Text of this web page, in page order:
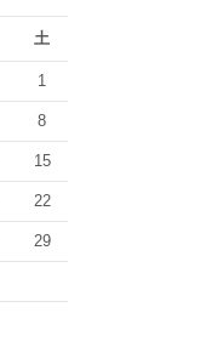
土
1
8
15
22
29